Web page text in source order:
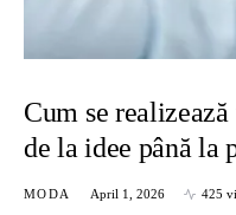
Cum se
de la idee până la
MODA April 1, 2026 425